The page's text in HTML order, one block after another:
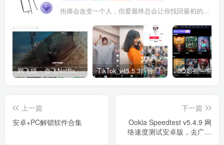
伤痛会改变一个人，但爱最终总会让你找回最初的自己
网飞猫 – 奈飞Netflix免费看 TikTok_v45.5.3抖音国际版_免拔卡解锁全球版
上一篇
安卓+PC解锁软件合集
下一篇
Ookla Speedtest v5.4.9 网
络速度测试安卓版，去广告